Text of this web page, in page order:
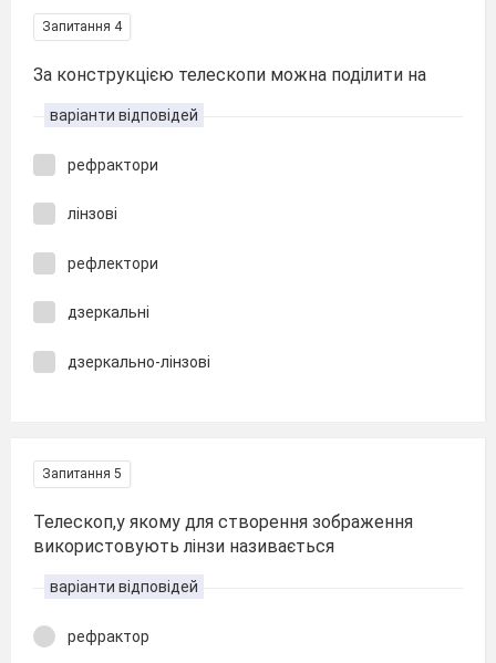
Запитання 4
За конструкцією телескопи можна поділити на
варіанти відповідей
рефрактори
лінзові
рефлектори
дзеркальні
дзеркально-лінзові
Запитання 5
Телескоп,у якому для створення зображення
використовують лінзи називається
варіанти відповідей
рефрактор